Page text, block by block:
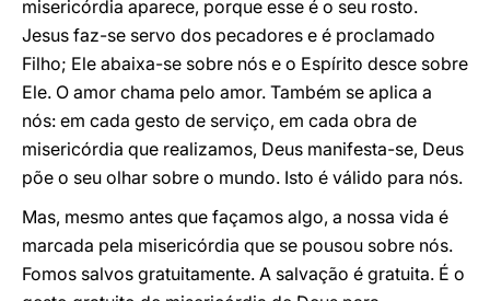
misericórdia aparece, porque esse é o seu rosto.
Jesus faz-se servo dos pecadores e é proclamado
Filho; Ele abaixa-se sobre nós e o Espírito desce sobre
Ele. O amor chama pelo amor. Também se aplica a
nós: em cada gesto de serviço, em cada obra de
misericórdia que realizamos, Deus manifesta-se, Deus
põe o seu olhar sobre o mundo. Isto é válido para nós.
Mas, mesmo antes que façamos algo, a nossa vida é
marcada pela misericórdia que se pousou sobre nós.
Fomos salvos gratuitamente. A salvação é gratuita. É o